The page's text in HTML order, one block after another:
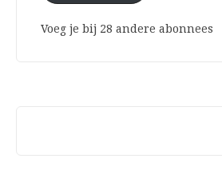
Voeg je bij 28 andere abonnees